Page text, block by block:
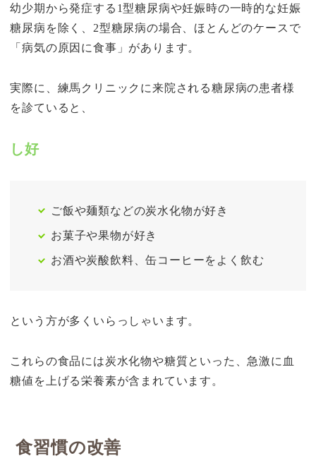
幼少期から発症する1型糖尿病や妊娠時の一時的な妊娠
糖尿病を除く、2型糖尿病の場合、ほとんどのケースで
「病気の原因に食事」があります。
実際に、練馬クリニックに来院される糖尿病の患者様
を診ていると、
し好
ご飯や麺類などの炭水化物が好き
お菓子や果物が好き
お酒や炭酸飲料、缶コーヒーをよく飲む
という方が多くいらっしゃいます。
これらの食品には炭水化物や糖質といった、急激に血
糖値を上げる栄養素が含まれています。
食習慣の改善